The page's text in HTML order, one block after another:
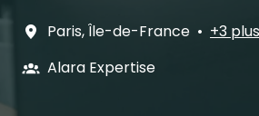
Paris,Île-de-France • +3 plus
Alara Expertise